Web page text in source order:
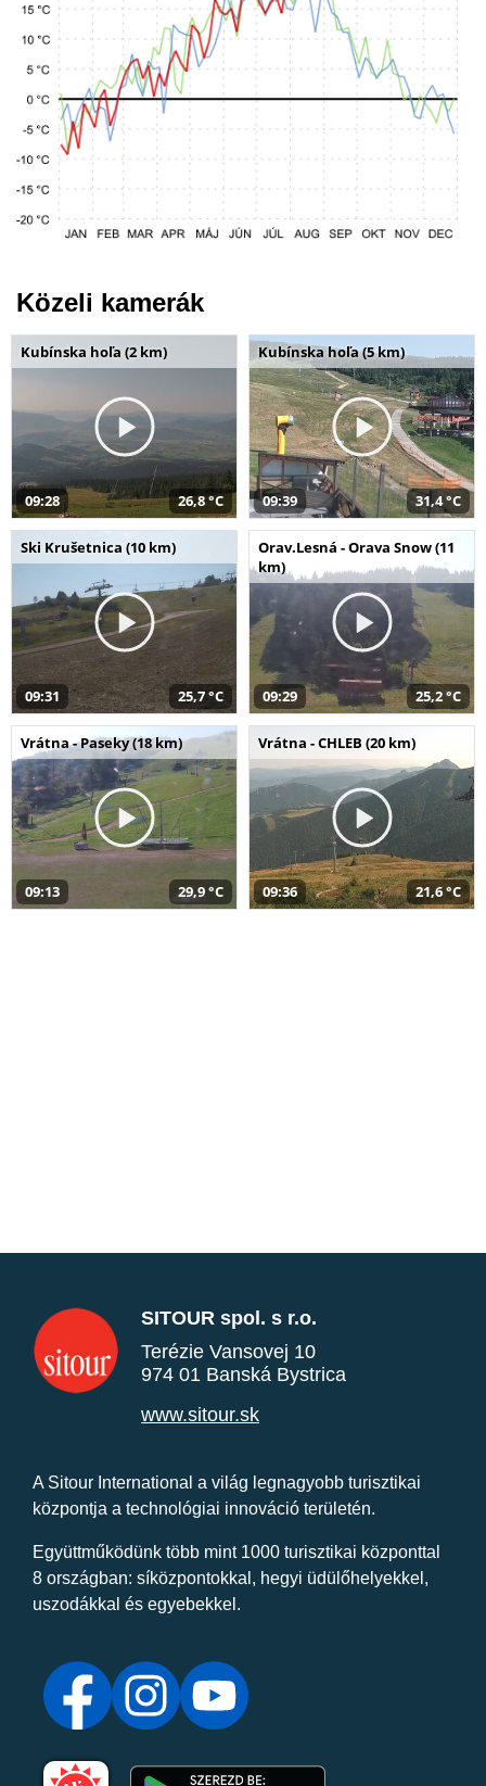
Közeli kamerák
Kubínska hoľa (2 km)
09:28 26,8 °C
Kubínska hoľa (5 km)
09:39 31,4 °C
Ski Krušetnica (10 km)
09:31 25,7 °C
Orav.Lesná - Orava Snow (11
km)
09:29 25,2 °C
Vrátna - Paseky (18 km)
09:13 29,9 °C
Vrátna - CHLEB (20 km)
09:36 21,6 °C
SITOUR spol. s r.o.
Terézie Vansovej 10
974 01 Banská Bystrica
www.sitour.sk
A Sitour International a világ legnagyobb turisztikai
központja a technológiai innováció területén.
Együttműködünk több mint 1000 turisztikai központtal
8 országban: síközpontokkal, hegyi üdülőhelyekkel,
uszodákkal és egyebekkel.